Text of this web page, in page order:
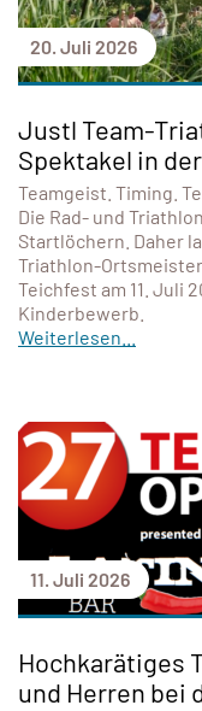
20. Juli 2026
Justl Team-
Spektakel in
Teamgeist. Timing.
Die Rad- und
Startlöchern. Daher
Triathlon-
Teichfest am 11. Juli
Kinderbewerb.
Weiterlesen...
11. Juli 2026
Hochkarätiges
und Herren bei